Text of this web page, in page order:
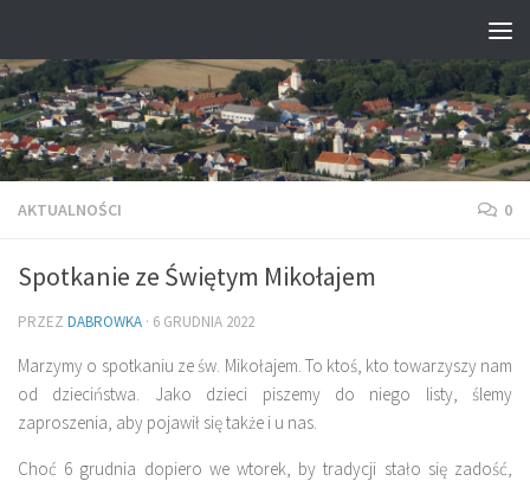
AKTUALNOŚCI 0
Spotkanie ze Świętym Mikołajem
PRZEZ DABROWKA · 6 GRUDNIA 2022
Marzymy o spotkaniu ze św. Mikołajem. To ktoś, kto towarzyszy nam
od dzieciństwa. Jako dzieci piszemy do niego listy, ślemy
zaproszenia, aby pojawił się także i u nas.
Choć 6 grudnia dopiero we wtorek, by tradycji stało się zadość,